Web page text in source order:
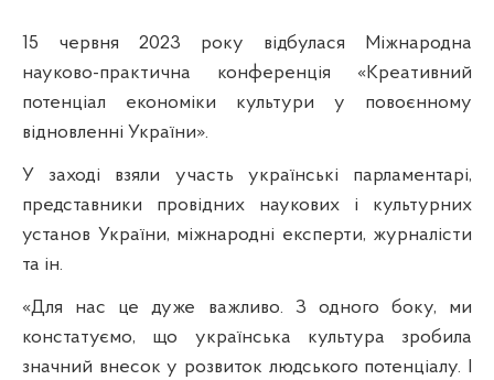
15 червня 2023 року відбулася Міжнародна
науково-практична конференція «Креативний
потенціал економіки культури у повоєнному
відновленні України».
У заході взяли участь українські парламентарі,
представники провідних наукових і культурних
установ України, міжнародні експерти, журналісти
та ін.
«Для нас це дуже важливо. З одного боку, ми
констатуємо, що українська культура зробила
значний внесок у розвиток людського потенціалу. І